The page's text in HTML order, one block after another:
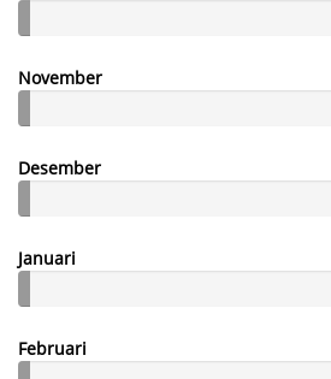
November
Desember
Januari
Februari